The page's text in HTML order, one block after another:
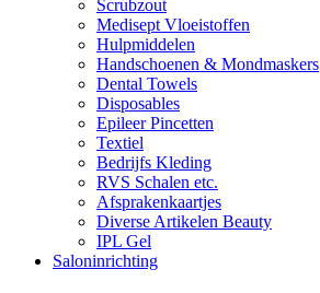
Scrubzout
Medisept Vloeistoffen
Hulpmiddelen
Handschoenen & Mondmaskers
Dental Towels
Disposables
Epileer Pincetten
Textiel
Bedrijfs Kleding
RVS Schalen etc.
Afsprakenkaartjes
Diverse Artikelen Beauty
IPL Gel
Saloninrichting